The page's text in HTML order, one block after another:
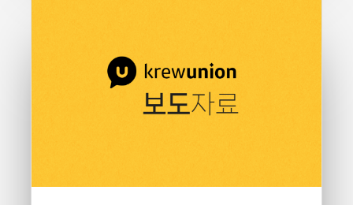
라이즈는 백상엽 전 대표 시절 대규모 투자와 사업 확장 이
후 기대에 미치지 못하는 성과를 거두며 경영 위기를 겪었
고, 그 과정에서 전체 인원의 절반이 넘는 구조조정이 진행